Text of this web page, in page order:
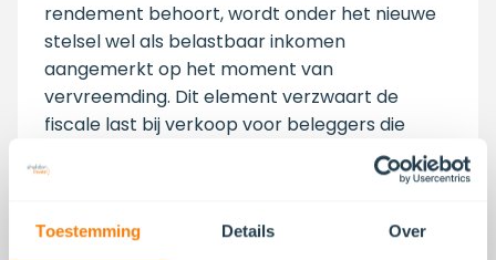
Toestemming Details Over
rendement behoort, wordt onder het nieuwe
stelsel wel als belastbaar inkomen
aangemerkt op het moment van
vervreemding. Dit element verzwaart de
fiscale last bij verkoop voor beleggers die
onder het huidige stelsel een niet-belaste
vermogenswinst realiseren.
Ten opzichte van effecten beleggers die wél
jaarlijks worden belast op niet-gerealiseerde